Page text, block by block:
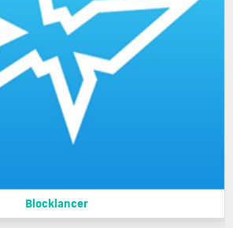
Blocklancer